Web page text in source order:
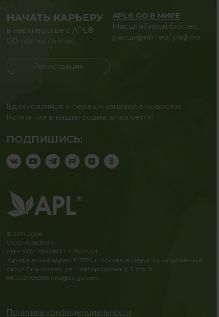
НАЧАТЬ КАРЬЕРУ
в партнерстве с APL®
GO прямо сейчас
Регистрация
APL® GO В МИРЕ
Масштабируй бизнес,
расширяй географию.
Вдохновляйся и первым узнавай о новостях
Компании в наших социальных сетях!
ПОДПИШИСЬ:
© 2011-2026
ООО «ГЛБЭПЛ»
ИНН: 9717171510 КПП: 771501001
Юридический адрес: 127576, г.Москва, вн.тер.г. муниципальный
округ Лианозово, ул. Новгородская, д. 1, стр. 5
88002005388 info@aplgo.com
Политика конфиденциальности